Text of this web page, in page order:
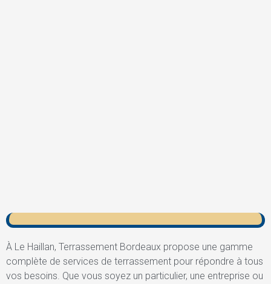
À Le Haillan, Terrassement Bordeaux propose une gamme
complète de services de terrassement pour répondre à tous
vos besoins. Que vous soyez un particulier, une entreprise ou